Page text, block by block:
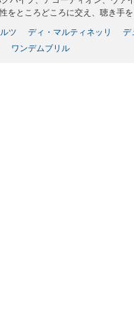
をところどころに交え、聴き手
ツ ディ・マルティネッリ デ
ワンデムブリル